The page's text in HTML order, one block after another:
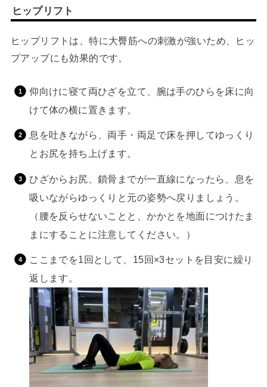
ヒップリフト
ヒップリフトは、特に大臀筋への刺激が強いため、ヒッ
プアップにも効果的です。
仰向けに寝て両ひざを立て、腕は手のひらを床に向
けて体の横に置きます。
息を吐きながら、両手・両足で床を押してゆっくり
とお尻を持ち上げます。
ひざからお尻、鎖骨までが一直線になったら、息を
吸いながらゆっくりと元の姿勢へ戻りましょう。
（腰を反らせないことと、かかとを地面につけたま
まにすることに注意してください。）
ここまでを1回として、15回×3セットを目安に繰り
返します。